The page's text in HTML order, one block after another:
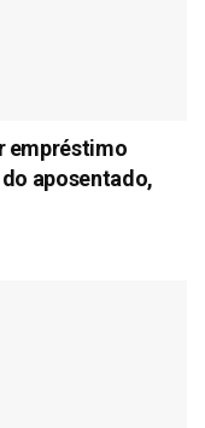
empréstimo
aposentado,